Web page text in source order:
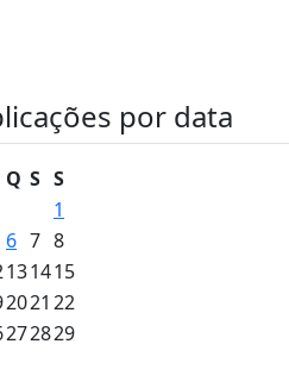
por data
Q S S
1
6 7 8
131415
2021 22
272829